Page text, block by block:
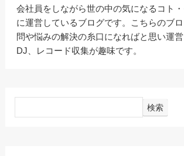
会社員をしながら世の中の気になるコト
に運営しているブログです。こちらのブ
問や悩みの解決の糸口になればと思い運営
DJ、レコード収集が趣味です。
検索